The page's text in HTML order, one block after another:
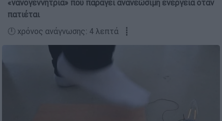
«νανογεννήτρια» που παράγει ανανεώσιμη ενέργεια όταν
πατιέται
🕛 χρόνος ανάγνωσης: 4 λεπτά ┋